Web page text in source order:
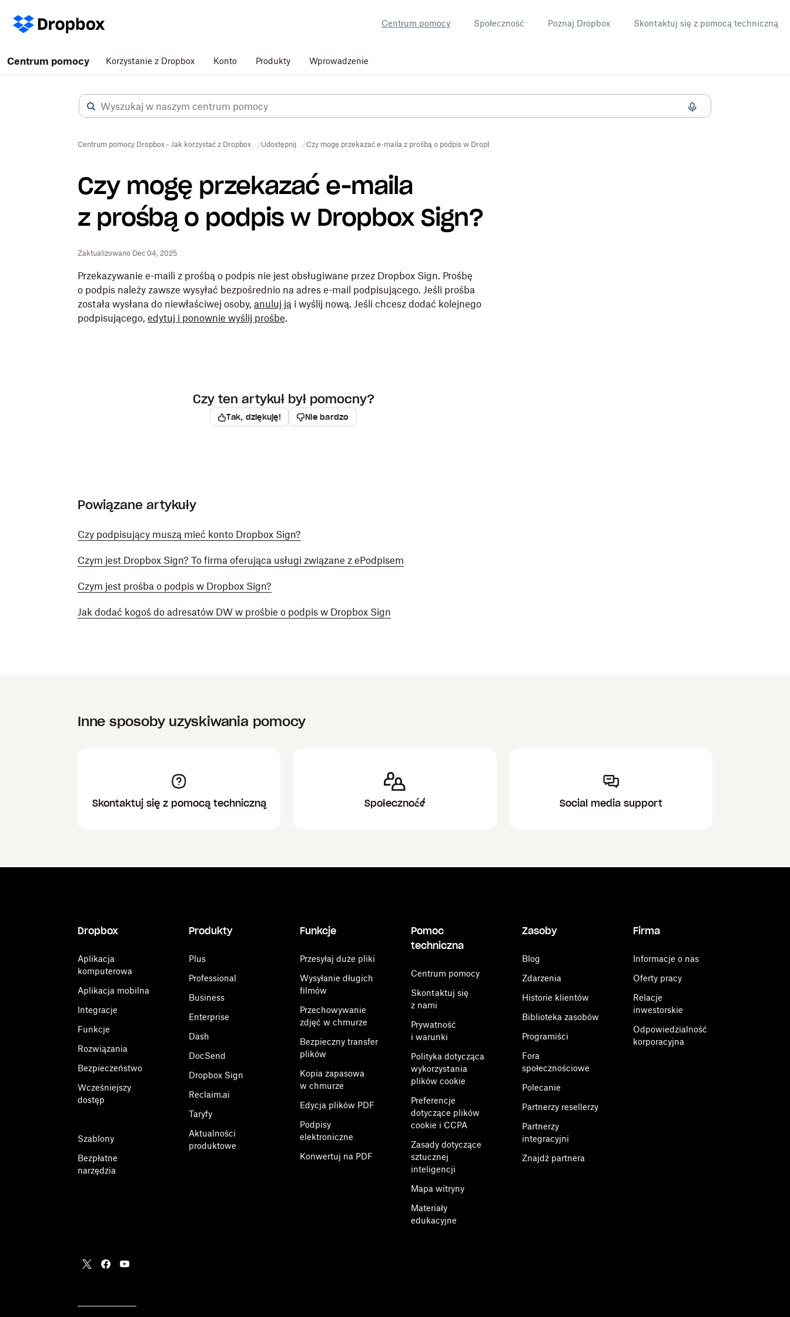
Centrum pomocy Społeczność Poznaj Dropbox Skontaktuj się z pomocą techniczną
Centrum pomocy Korzystanie z Dropbox Konto Produkty Wprowadzenie
Centrum pomocy Dropbox - Jak korzystać z Dropbox Udostępnij Czy mogę przekazać e-maila z prośbą o podpis w Dropbox Sign?
Czy mogę przekazać e-maila
z prośbą o podpis w Dropbox Sign?
Zaktualizowano Dec 04, 2025
Przekazywanie e-maili z prośbą o podpis nie jest obsługiwane przez Dropbox Sign. Prośbę
o podpis należy zawsze wysyłać bezpośrednio na adres e-mail podpisującego. Jeśli prośba
została wysłana do niewłaściwej osoby, anuluj ją i wyślij nową. Jeśli chcesz dodać kolejnego
podpisującego, edytuj i ponownie wyślij prośbę.
Czy ten artykuł był pomocny?
Tak, dziękuję! Nie bardzo
Powiązane artykuły
Czy podpisujący muszą mieć konto Dropbox Sign?
Czym jest Dropbox Sign? To firma oferująca usługi związane z ePodpisem
Czym jest prośba o podpis w Dropbox Sign?
Jak dodać kogoś do adresatów DW w prośbie o podpis w Dropbox Sign
Inne sposoby uzyskiwania pomocy
Skontaktuj się z pomocą techniczną Społeczność Social media support
Dropbox
Aplikacja
komputerowa
Aplikacja mobilna
Integracje
Funkcje
Rozwiązania
Bezpieczeństwo
Wcześniejszy
dostęp
Szablony
Bezpłatne
narzędzia
Produkty
Plus
Professional
Business
Enterprise
Dash
DocSend
Dropbox Sign
Reclaim.ai
Taryfy
Aktualności
produktowe
Funkcje
Przesyłaj duże pliki
Wysyłanie długich
filmów
Przechowywanie
zdjęć w chmurze
Bezpieczny transfer
plików
Kopia zapasowa
w chmurze
Edycja plików PDF
Podpisy
elektroniczne
Konwertuj na PDF
Pomoc
techniczna
Centrum pomocy
Skontaktuj się
z nami
Prywatność
i warunki
Polityka dotycząca
wykorzystania
plików cookie
Preferencje
dotyczące plików
cookie i CCPA
Zasady dotyczące
sztucznej
inteligencji
Mapa witryny
Materiały
edukacyjne
Zasoby
Blog
Zdarzenia
Historie klientów
Biblioteka zasobów
Programiści
Fora
społecznościowe
Polecanie
Partnerzy resellerzy
Partnerzy
integracyjni
Znajdź partnera
Firma
Informacje o nas
Oferty pracy
Relacje
inwestorskie
Odpowiedzialność
korporacyjna